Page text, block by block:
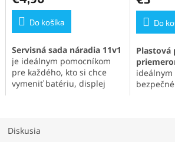
5,0
5
hviezdičiek.
Do košíka
Servisná sada náradia 11v1
je ideálnym pomocníkom
pre každého, kto si chce
vymeniť batériu, displej
otváracie nástroje, prísavku
5,0
5
Do
Plastová
Diskusia